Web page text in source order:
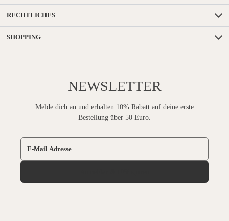
RECHTLICHES
SHOPPING
NEWSLETTER
Melde dich an und erhalten 10% Rabatt auf deine erste
Bestellung über 50 Euro.